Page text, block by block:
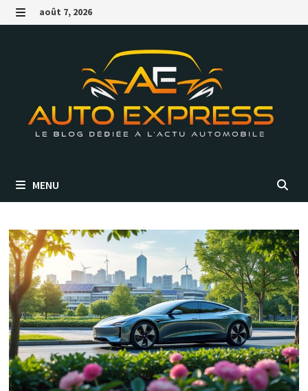
Passer
au MENU
août 7, 2026
MENU